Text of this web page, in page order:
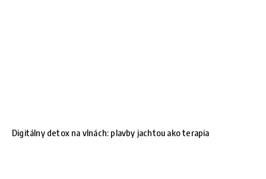
Digitálny detox na vlnách: plavby jachtou ako terapia